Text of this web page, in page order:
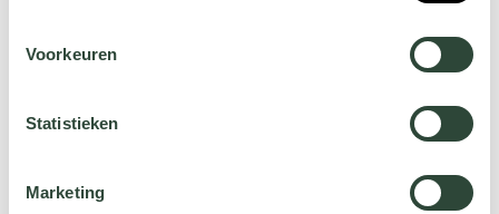
Voorkeuren
Statistieken
Marketing